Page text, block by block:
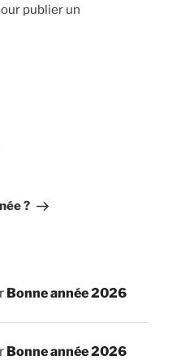
publier un
?
Bonne année 2026
Bonne année 2026